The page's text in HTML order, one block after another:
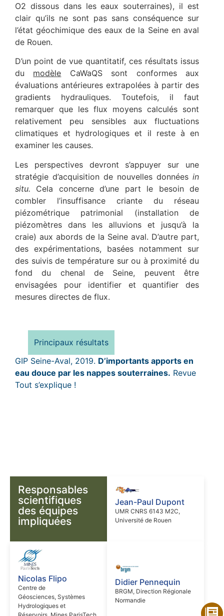
O2 dissous dans les eaux souterraines), il est
clair qu’ils ne sont pas sans conséquence sur
l’état géochimique des eaux de la Seine en aval
de Rouen.
D’un point de vue quantitatif, ces résultats issus
du modèle CaWaQS sont conformes aux
évaluations antérieures extrapolées à partir des
gradients hydrauliques. Toutefois, il faut
remarquer que les flux moyens calculés sont
relativement peu sensibles aux fluctuations
climatiques et hydrologiques et il reste à en
examiner les causes.
Les perspectives devront s’appuyer sur une
stratégie d’acquisition de nouvelles données in
situ. Cela concerne d’une part le besoin de
combler l’insuffisance criante du réseau
piézométrique patrimonial (installation de
piézomètres dans les alluvions et jusqu’à la
craie) aux abords de la Seine aval. D’autre part,
des expérimentations, basées notamment sur
des suivis de température sur ou à proximité du
fond du chenal de Seine, peuvent être
envisagées pour identifier et quantifier des
mesures directes de flux.
Principaux résultats
GIP Seine-Aval, 2019. D’importants apports en
eau douce par les nappes souterraines. Revue
Tout s’explique !
Responsables
scientifiques
des équipes
impliquées
Jean-Paul Dupont
UMR CNRS 6143 M2C,
Université de Rouen
Nicolas Flipo
Centre de
Géosciences, Systèmes
Hydrologiques et
Didier Pennequin
BRGM, Direction Régionale
Normandie